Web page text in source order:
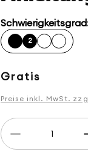
2
Normaler
Preis
Gratis
Preise inkl. MwSt.
Anzahl
Verringere